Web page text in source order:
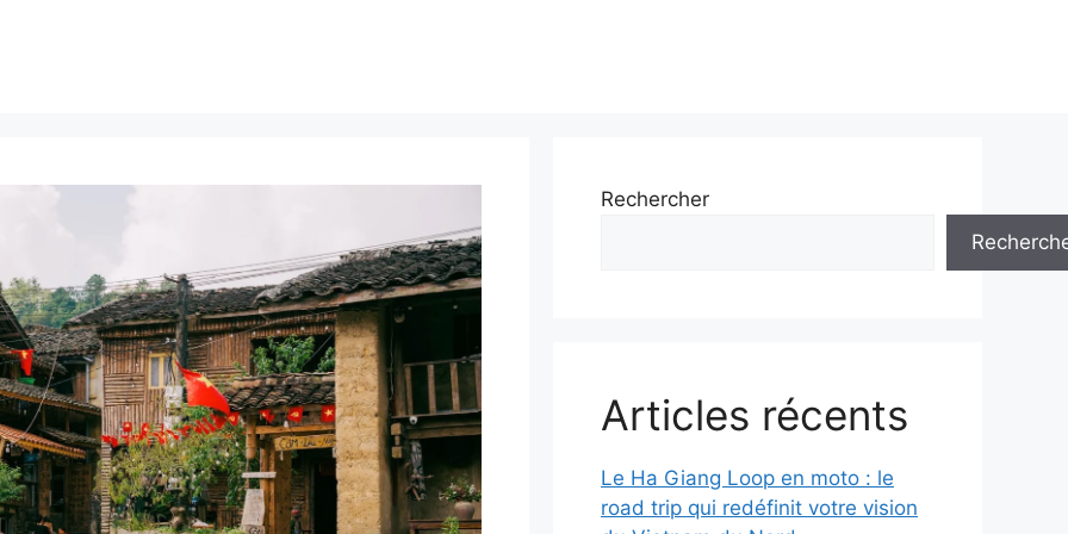
Rechercher
Articles récents
Le Ha Giang Loop en moto : le
road trip qui redéfinit votre vision